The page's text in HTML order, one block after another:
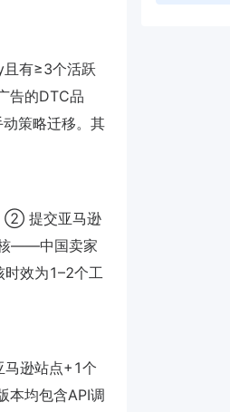
有≥3个活跃
告的DTC品
策略迁移。其
② 提交亚马逊
——中国卖家
时效为1–2个工
马逊站点+1个
本均包含API调